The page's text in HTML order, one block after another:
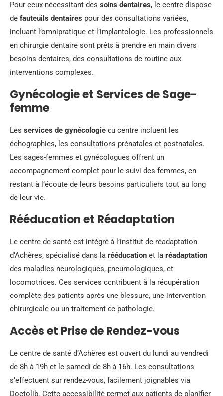
Pour ceux nécessitant des soins dentaires, le centre dispose
de fauteuils dentaires pour des consultations variées,
incluant l’omnipratique et l’implantologie. Les professionnels
en chirurgie dentaire sont prêts à prendre en main divers
besoins dentaires, des consultations de routine aux
interventions complexes.
Gynécologie et Services de Sage-
femme
Les services de gynécologie du centre incluent les
échographies, les consultations prénatales et postnatales.
Les sages-femmes et gynécologues offrent un
accompagnement complet pour le suivi des femmes, en
restant à l’écoute de leurs besoins particuliers tout au long
de leur vie.
Rééducation et Réadaptation
Le centre de santé est intégré à l’institut de réadaptation
d’Achères, spécialisé dans la rééducation et la réadaptation
des maladies neurologiques, pneumologiques, et
locomotrices. Ces services contribuent à la récupération
complète des patients après une blessure, une intervention
chirurgicale ou un traitement de pathologie.
Accès et Prise de Rendez-vous
Le centre de santé d’Achères est ouvert du lundi au vendredi
de 8h à 19h et le samedi de 8h à 16h. Les consultations
s’effectuent sur rendez-vous, facilement joignables via
Doctolib. Cette accessibilité permet aux patients de planifier